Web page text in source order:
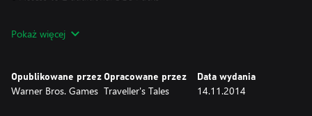
włoski, niemiecki, hiszpański, duński, holenderski, polski,
Pokaż więcej
Opublikowane przez
Warner Bros. Games
Opracowane przez
Traveller's Tales
Data wydania
14.11.2014